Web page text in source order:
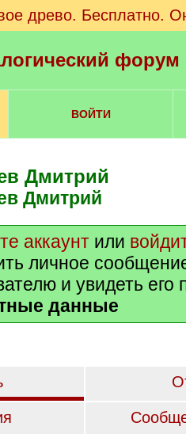
древо. Бесплатно.
ВОЙТИ
Дмитрий
Дмитрий
аккаунт или
личное
и увидеть его
данные